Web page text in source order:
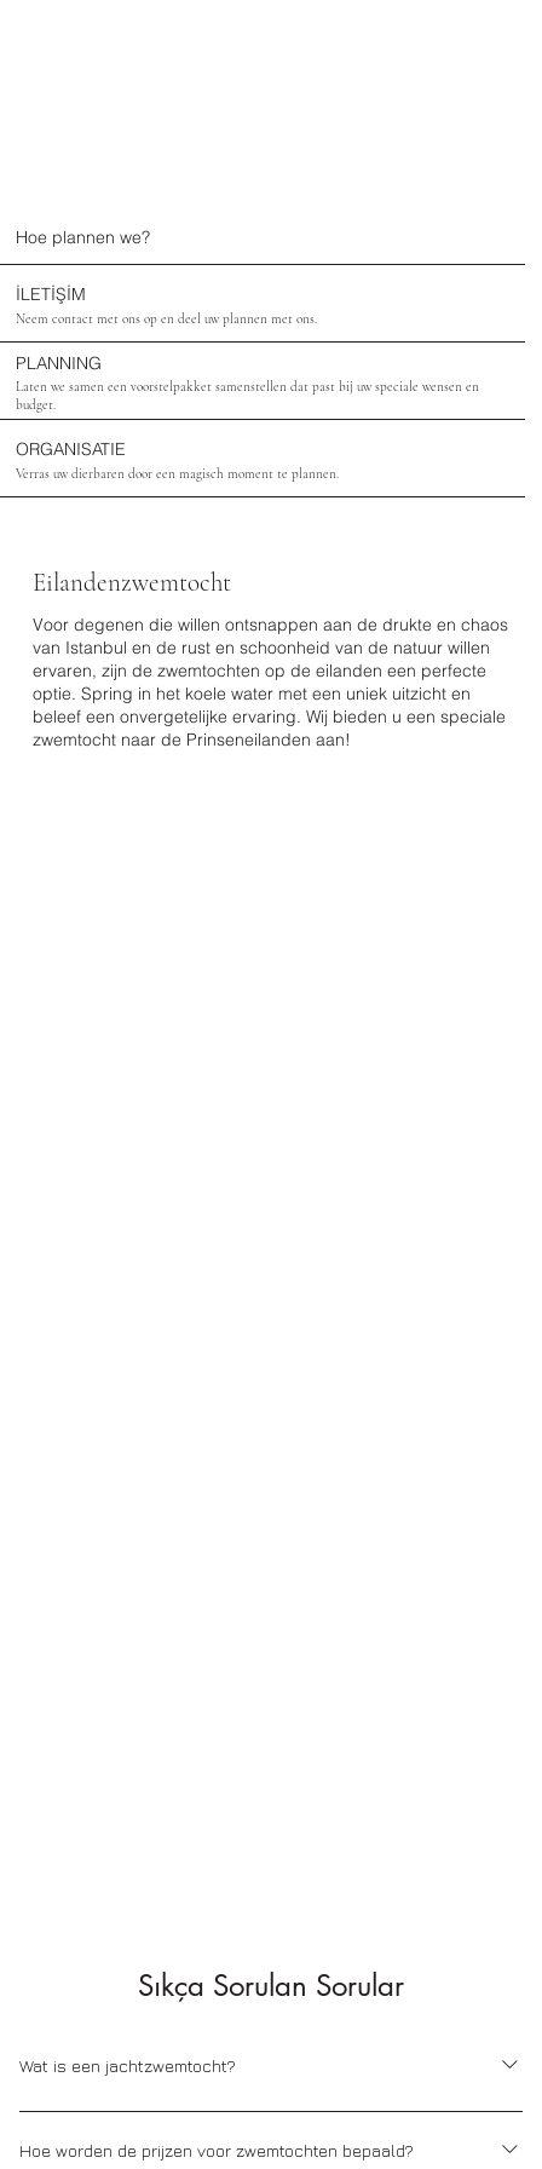
Hoe plannen we?
İLETİŞİM
Neem contact met ons op en deel uw plannen met ons.
PLANNING
Laten we samen een voorstelpakket samenstellen dat past bij uw speciale wensen en
budget.
ORGANISATIE
Verras uw dierbaren door een magisch moment te plannen.
Eilandenzwemtocht
Voor degenen die willen ontsnappen aan de drukte en chaos
van Istanbul en de rust en schoonheid van de natuur willen
ervaren, zijn de zwemtochten op de eilanden een perfecte
optie. Spring in het koele water met een uniek uitzicht en
beleef een onvergetelijke ervaring. Wij bieden u een speciale
zwemtocht naar de Prinseneilanden aan!
Sıkça Sorulan Sorular
Wat is een jachtzwemtocht?
Een zeiltocht is een bijzondere belevenis die meestal wordt
georganiseerd voor mensen die van de zee willen genieten.
Hoe worden de prijzen voor zwemtochten bepaald?